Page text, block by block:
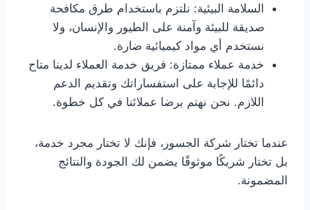
السلامة البيئية: نلتزم باستخدام طرق مكافحة
صديقة للبيئة وآمنة على الطيور والإنسان، ولا
نستخدم أي مواد كيميائية ضارة.
خدمة عملاء ممتازة: فريق خدمة العملاء لدينا متاح
دائمًا للإجابة على استفساراتك وتقديم الدعم
اللازم. نحن نهتم برضا عملائنا في كل خطوة.
عندما تختار شركة الجسور، فإنك لا تختار مجرد خدمة،
بل تختار شريكًا موثوقًا يضمن لك الجودة والنتائج
المضمونة.